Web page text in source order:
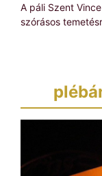
A páli Szent
szórásos